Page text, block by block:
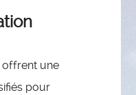
offrent une
pour